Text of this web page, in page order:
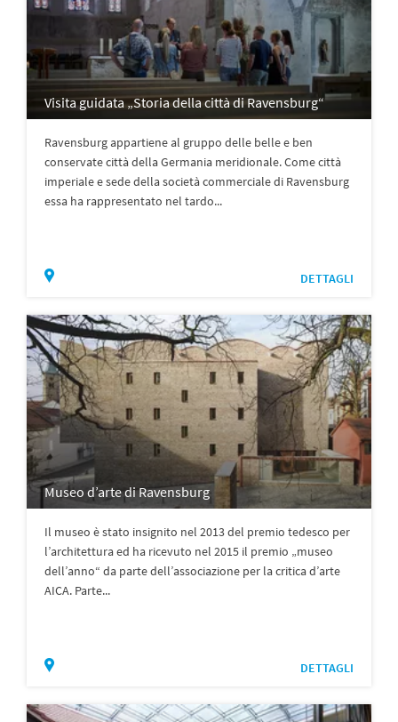
Visita guidata „Storia della città di Ravensburg“
Ravensburg appartiene al gruppo delle belle e ben
conservate città della Germania meridionale. Come città
imperiale e sede della società commerciale di Ravensburg
essa ha rappresentato nel tardo...
DETTAGLI
Museo d’arte di Ravensburg
Il museo è stato insignito nel 2013 del premio tedesco per
l’architettura ed ha ricevuto nel 2015 il premio „museo
dell’anno“ da parte dell’associazione per la critica d’arte
AICA. Parte...
DETTAGLI